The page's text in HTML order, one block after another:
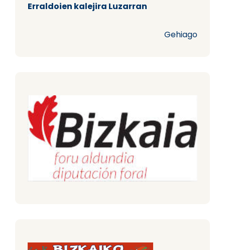
Erraldoien kalejira Luzarran
Gehiago